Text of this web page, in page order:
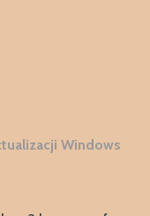
Windows